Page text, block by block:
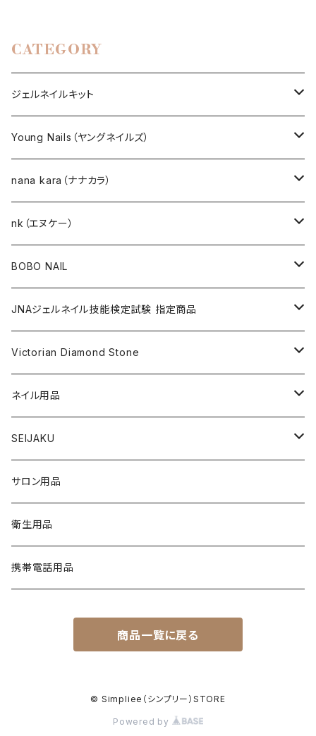
CATEGORY
ジェルネイルキット
選べるジェルネイルキット
ネイルアート作成キット
Young Nails（ヤングネイルズ）
BEST SELLERS（ベストセラー）
KITS（キット）
ACRYLIC（アクリル）
ACRYLIC POWDER（アクリルパウダー）
NAIL LIQUID（ネイルリキッド）
DIP & COLOR ACRYLIC POWDERS
DIP AND COLOR ACRYLIC POWDERS
KITS（キット）
GEL（ジェル）
SYNERGY GEL（シナジージェル）
PRECISION GEL APPLICATORS
CURING LIGHT（硬化ライト）
ACCESSORIES（アクセサリー）
E-FILE & BITS（電子ファイルとビット）
DUST COLLECTOR（集塵機）
FULL COVER TIPS（フルカバーネイルチップ）
NAIL POLISH（ネイルポリッシュ）
YN NAIL POLISH（ネイルポリッシュ）
YN CONVERSIONS（別のヤングネイルズ）
NAIL ART（ネイルアート）
YN ART GLITTERS（アートグリッター）
YN ART MYLARS（アートマイラー）
YN ART FOILS（アートホイル）
GEL PAINT（ジェルペイント）
PREPS & TREATMENTS
BRUSH CAP（ブラシキャップ）
nana kara（ナナカラ）
GEL NAIL
nana kara [3g] （ナナカラ）
nana kara petit [1g] （ナナカラ プチ）
フィルインジェル
クリアジェル
NAIL ART
ネイルパーツ
ネイルストーンパーツ
NAIL TIPS
NAIL TOOL
ブラシ
ネイルファイル
NAIL PREPS
LED/UVライト
nk（エヌケー）
GEL NAIL
3Dジェル
ベースジェル
NAIL ART
ネイルパーツ
パウダー
NAIL TOOL
フットファイル
NAIL PREPS
BOBO NAIL
セット
単品
JNAジェルネイル技能検定試験 指定商品
クリアジェル
カラージェル 赤指定色
Victorian Diamond Stone
50粒入り
1,440粒入り（大容量）
スノーフレイクシリーズ
ビジューシリーズ
ネイル用品
コリンスキー アクリルブラシ
浦和工業・ウラワ（URAWA）
スワロフスキー
Twinkle Cap（トゥインクルキャップ）
SEIJAKU
SHIRT
T-SHIRT
サロン用品
衛生用品
携帯電話用品
商品一覧に戻る
© Simpliee（シンプリー）STORE
Powered by